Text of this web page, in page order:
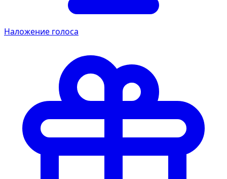
Наложение голоса